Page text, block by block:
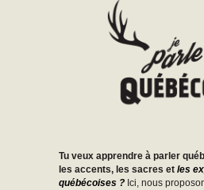
Tu veux apprendre à parler
les accents, les sacres et les
québécoises ? Ici, nous